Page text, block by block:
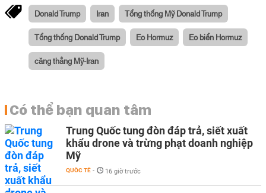
Donald Trump Iran Tổng thống Mỹ Donald Trump
Tổng thống Donald Trump Eo Hormuz Eo biển Hormuz
căng thẳng Mỹ-Iran
Có thể bạn quan tâm
Trung Quốc tung đòn đáp trả, siết xuất
khẩu drone và trừng phạt doanh nghiệp
Mỹ
QUỐC TẾ - 16 giờ trước